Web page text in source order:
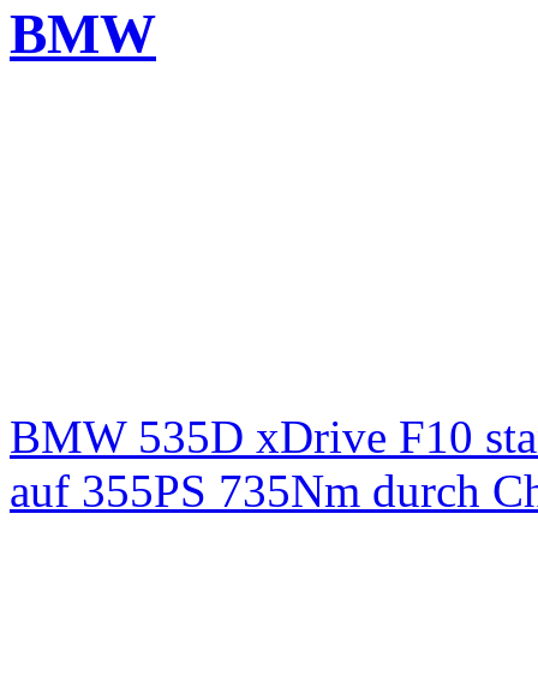
BMW
BMW 535D xDrive F10
auf 355PS 735Nm durch